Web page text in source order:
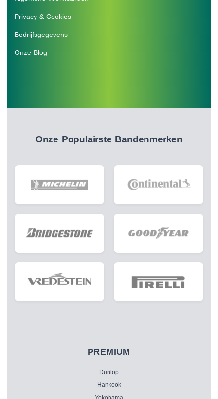
Privacy & Cookies
Bedrijfsgegevens
Onze Blog
Onze Populairste Bandenmerken
PREMIUM
Dunlop
Hankook
Yokohama